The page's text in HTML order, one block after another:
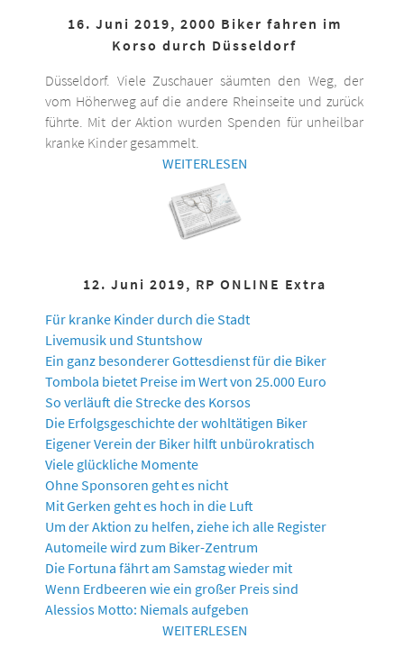
16. Juni 2019, 2000 Biker fahren im
Korso durch Düsseldorf
Düsseldorf. Viele Zuschauer säumten den Weg, der
vom Höherweg auf die andere Rheinseite und zurück
führte. Mit der Aktion wurden Spenden für unheilbar
kranke Kinder gesammelt.
WEITERLESEN
12. Juni 2019, RP ONLINE Extra
Für kranke Kinder durch die Stadt
Livemusik und Stuntshow
Ein ganz besonderer Gottesdienst für die Biker
Tombola bietet Preise im Wert von 25.000 Euro
So verläuft die Strecke des Korsos
Die Erfolgsgeschichte der wohltätigen Biker
Eigener Verein der Biker hilft unbürokratisch
Viele glückliche Momente
Ohne Sponsoren geht es nicht
Mit Gerken geht es hoch in die Luft
Um der Aktion zu helfen, ziehe ich alle Register
Automeile wird zum Biker-Zentrum
Die Fortuna fährt am Samstag wieder mit
Wenn Erdbeeren wie ein großer Preis sind
Alessios Motto: Niemals aufgeben
WEITERLESEN